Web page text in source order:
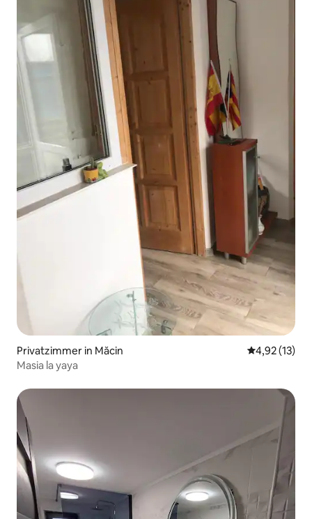
Privatzimmer in Măcin
4,92 (13)
Masia la yaya